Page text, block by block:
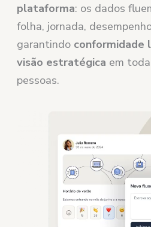
plataforma: os dados
folha, jornada,
garantindo conformidade
visão estratégica em
pessoas.